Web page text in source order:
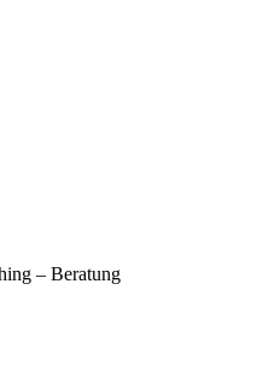
– Beratung